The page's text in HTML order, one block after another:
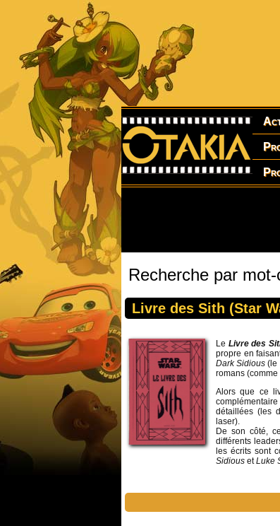
Recherche par
Livre des Sith (Star
Le Livre des
propre en
Dark Sidious (le
romans (comme
Alors que ce
détaillées (les
laser).
De son côté,
différents
les écrits sont
Sidious etLuke